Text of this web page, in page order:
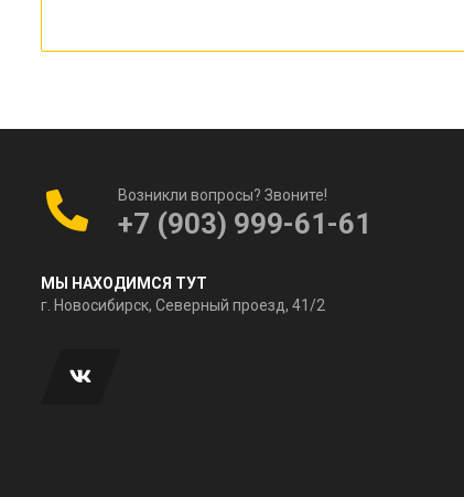
Возникли вопросы? Звоните!
+7 (903) 999-61-61
МЫ НАХОДИМСЯ ТУТ
г. Новосибирск, Северный проезд, 41/2